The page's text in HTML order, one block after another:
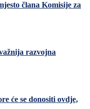
člana Komisije za
razvojna
će se donositi ovdje,